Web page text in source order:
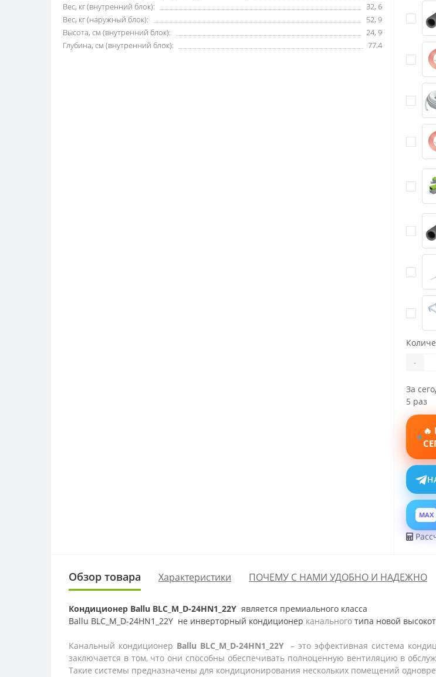
Вес, кг (внутренний блок):
32, 6
Вес, кг (наружный блок):
52, 9
Высота, см (внутренний блок):
24, 9
Глубина, см (внутренний блок):
77.4
-
За
5 раз
MAX
Обзор товара Характеристики ПОЧЕМУ С НАМИ УДОБНО И НАДЕЖНО
Кондиционер Ballu BLC_M_D-24HN1_22Y является премиального класса
Ballu BLC_M_D-24HN1_22Y не инверторный кондиционер канального типа новой
Канальный кондиционер Ballu BLC_M_D-24HN1_22Y– это эффективная система
заключается в том, что они способны обеспечивать полноценную вентиляцию в
Такие системы предназначены для кондиционирования нескольких помещений